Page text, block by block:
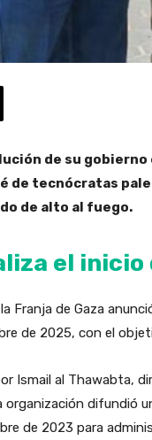
de su
de tecnócratas
de alto al fuego.
el
Franja de Gaza
de 2025, con el
Ismail al Thawabta,
organización difundió
de 2023 para